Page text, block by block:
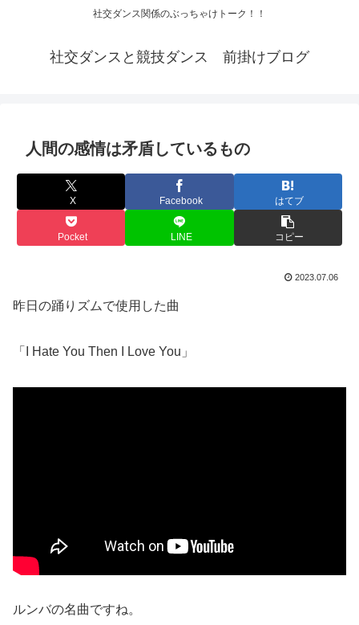
社交ダンス関係のぶっちゃけトーク！！
社交ダンスと競技ダンス 前掛けブログ
人間の感情は矛盾しているもの
X Facebook はてブ
Pocket LINE コピー
2023.07.06
昨日の踊りズムで使用した曲
「I Hate You Then I Love You」
ルンバの名曲ですね。